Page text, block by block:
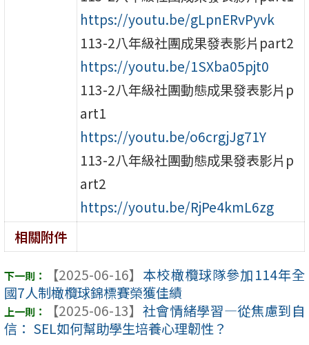
https://youtu.be/gLpnERvPyvk
113-2八年級社團成果發表影片part2
https://youtu.be/1SXba05pjt0
113-2八年級社團動態成果發表影片p
art1
https://youtu.be/o6crgjJg71Y
113-2八年級社團動態成果發表影片p
art2
https://youtu.be/RjPe4kmL6zg
相關附件
【2025-06-16】 本校橄欖球隊參加114年全
國7人制橄欖球錦標賽榮獲佳績
【2025-06-13】 社會情緒學習—從焦慮到自
信： SEL如何幫助學生培養心理韌性？